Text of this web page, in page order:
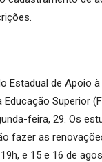
Estadual de Apoio
Educação Superior
feira, 29. Os
fazer as
e 15 e 16 de